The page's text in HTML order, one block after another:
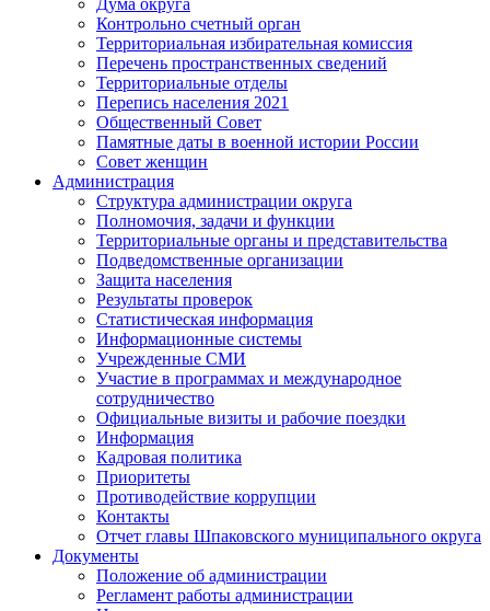
Дума округа
Контрольно счетный орган
Территориальная избирательная комиссия
Перечень пространственных сведений
Территориальные отделы
Перепись населения 2021
Общественный Совет
Памятные даты в военной истории России
Совет женщин
Администрация
Структура администрации округа
Полномочия, задачи и функции
Территориальные органы и представительства
Подведомственные организации
Защита населения
Результаты проверок
Статистическая информация
Информационные системы
Учрежденные СМИ
Участие в программах и международное
сотрудничество
Официальные визиты и рабочие поездки
Информация
Кадровая политика
Приоритеты
Противодействие коррупции
Контакты
Отчет главы Шпаковского муниципального округа
Документы
Положение об администрации
Регламент работы администрации